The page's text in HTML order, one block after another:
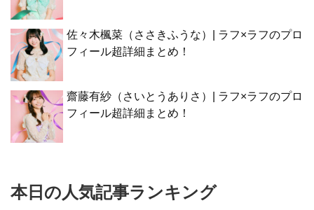
佐々木楓菜（ささきふうな）| ラフ×ラフのプロ
フィール超詳細まとめ！
齋藤有紗（さいとうありさ）| ラフ×ラフのプロ
フィール超詳細まとめ！
本日の人気記事ランキング